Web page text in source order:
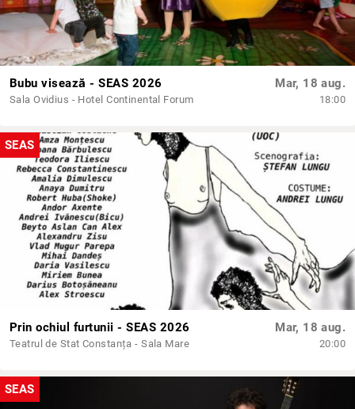
Bubu visează - SEAS 2026
Sala Ovidius - Hotel Continental Forum
Mar, 18 aug.
18:00
SEAS
Prin ochiul furtunii - SEAS 2026
Teatrul de Stat Constanța - Sala Mare
Mar, 18 aug.
20:00
SEAS